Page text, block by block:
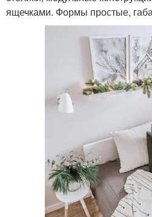
ящечками. Формы простые,